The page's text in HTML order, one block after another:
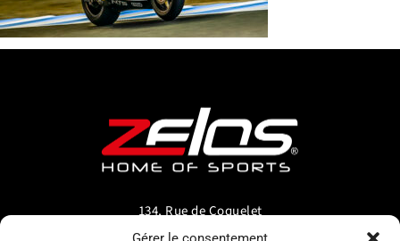
134, Rue de Coquelet
5000 Bouge-Namur